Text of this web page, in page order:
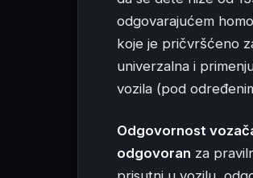
odgovarajućem
koje je pričvršćeno
univerzalna i
vozila (pod
Odgovornost
odgovoran za